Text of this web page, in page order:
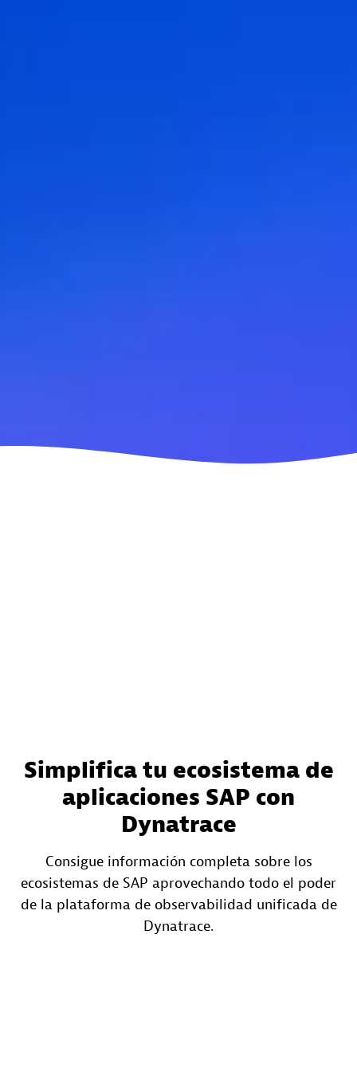
Simplifica tu ecosistema de
aplicaciones SAP con
Dynatrace
Consigue información completa sobre los
ecosistemas de SAP aprovechando todo el poder
de la plataforma de observabilidad unificada de
Dynatrace.